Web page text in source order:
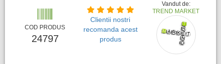
COD PRODUS
24797
Clientii nostri
recomanda acest
produs
Vandut de:
TREND MARKET